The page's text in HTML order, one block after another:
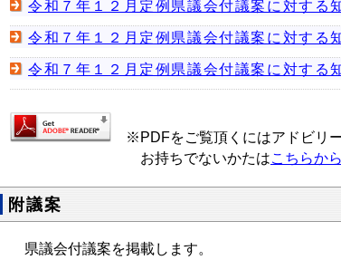
令和７年１２月定例県議会付議案に対する
令和７年１２月定例県議会付議案に対する
令和７年１２月定例県議会付議案に対する
※PDFをご覧頂くにはアドビリー
お持ちでないかたはこちらか
附議案
県議会付議案を掲載します。